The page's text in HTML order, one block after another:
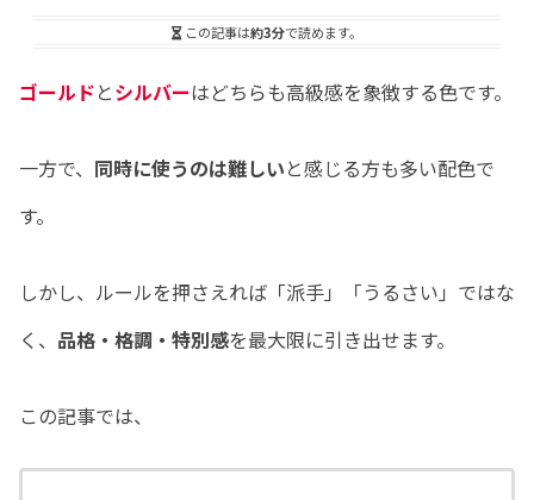
この記事は約3分で読めます。
ゴールドとシルバーはどちらも高級感を象徴する色です。
一方で、 同時に使うのは難しいと感じる方も多い配色で
す。
しかし、ルールを押さえれば「派手」「うるさい」ではな
く、 品格・格調・特別感を最大限に引き出せます。
この記事では、